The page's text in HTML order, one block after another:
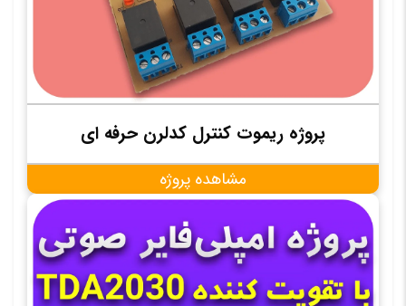
پروژه ریموت کنترل کدلرن حرفه ای
مشاهده پروژه